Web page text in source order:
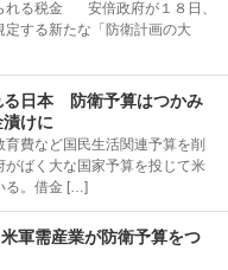
れる税金 安倍政府が１８日、
する新たな「防衛計画の大
る日本 防衛予算はつかみ
けに
費など国民生活関連予算を削
がばく大な国家予算を投じて米
る。借金 […]
軍需産業が防衛予算をつ